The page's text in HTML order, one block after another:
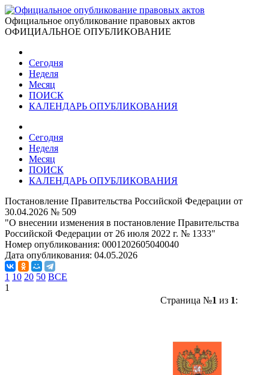
Официальное опубликование правовых актов
ОФИЦИАЛЬНОЕ ОПУБЛИКОВАНИЕ
Сегодня
Неделя
Месяц
ПОИСК
КАЛЕНДАРЬ ОПУБЛИКОВАНИЯ
Сегодня
Неделя
Месяц
ПОИСК
КАЛЕНДАРЬ ОПУБЛИКОВАНИЯ
Постановление Правительства Российской Федерации от
30.04.2026 № 509
"О внесении изменения в постановление Правительства
Российской Федерации от 26 июля 2022 г. № 1333"
Номер опубликования: 0001202605040040
Дата опубликования: 04.05.2026
1 10 20 50 ВСЕ
1
Страница №1 из 1: